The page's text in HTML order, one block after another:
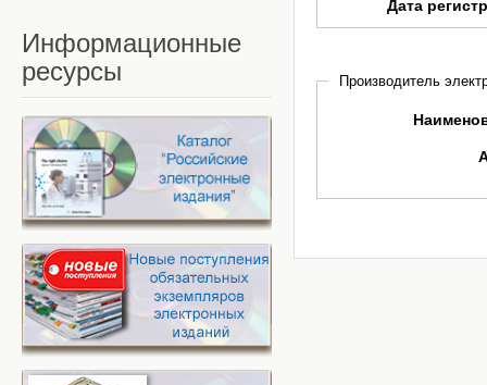
Дата
Производитель
Информационные
ресурсы